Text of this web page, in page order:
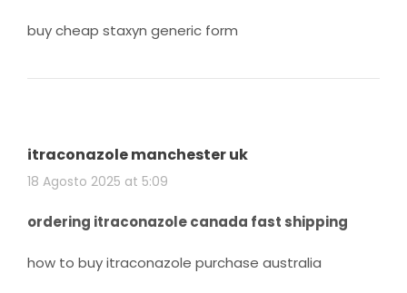
buy cheap staxyn generic form
itraconazole manchester uk
18 Agosto 2025 at 5:09
ordering itraconazole canada fast shipping
how to buy itraconazole purchase australia